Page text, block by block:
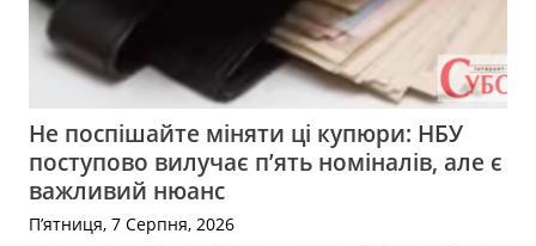
Не поспішайте міняти ці купюри: НБУ
поступово вилучає п’ять номіналів, але є
важливий нюанс
П’ятниця, 7 Серпня, 2026